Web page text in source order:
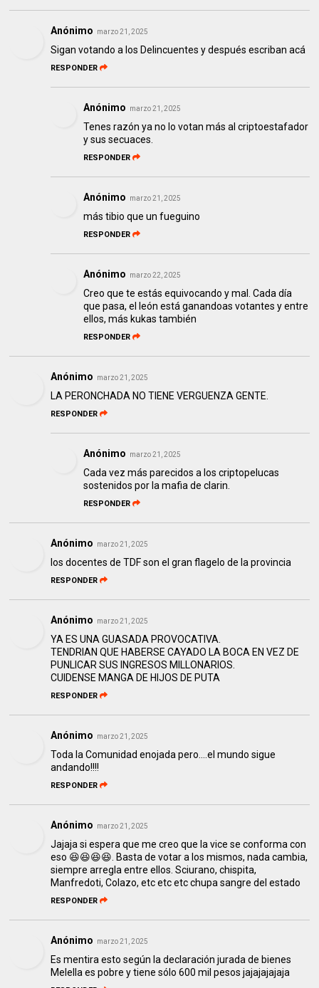
Anónimo marzo 21, 2025
Sigan votando a los Delincuentes y después escriban acá
RESPONDER
Anónimo marzo 21, 2025
Tenes razón ya no lo votan más al criptoestafador
y sus secuaces.
RESPONDER
Anónimo marzo 21, 2025
más tibio que un fueguino
RESPONDER
Anónimo marzo 22, 2025
Creo que te estás equivocando y mal. Cada día
que pasa, el león está ganandoas votantes y entre
ellos, más kukas también
RESPONDER
Anónimo marzo 21, 2025
LA PERONCHADA NO TIENE VERGUENZA GENTE.
RESPONDER
Anónimo marzo 21, 2025
Cada vez más parecidos a los criptopelucas
sostenidos por la mafia de clarin.
RESPONDER
Anónimo marzo 21, 2025
los docentes de TDF son el gran flagelo de la provincia
RESPONDER
Anónimo marzo 21, 2025
YA ES UNA GUASADA PROVOCATIVA.
TENDRIAN QUE HABERSE CAYADO LA BOCA EN VEZ DE
PUNLICAR SUS INGRESOS MILLONARIOS.
CUIDENSE MANGA DE HIJOS DE PUTA
RESPONDER
Anónimo marzo 21, 2025
Toda la Comunidad enojada pero....el mundo sigue
andando!!!!
RESPONDER
Anónimo marzo 21, 2025
Jajaja si espera que me creo que la vice se conforma con
eso 😆😆😆😆. Basta de votar a los mismos, nada cambia,
siempre arregla entre ellos. Sciurano, chispita,
Manfredoti, Colazo, etc etc etc chupa sangre del estado
RESPONDER
Anónimo marzo 21, 2025
Es mentira esto según la declaración jurada de bienes
Melella es pobre y tiene sólo 600 mil pesos jajajajajaja